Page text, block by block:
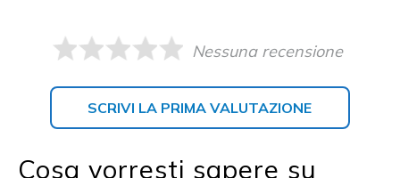
Nessuna recensione
SCRIVI LA PRIMA VALUTAZIONE
Cosa vorresti sapere su